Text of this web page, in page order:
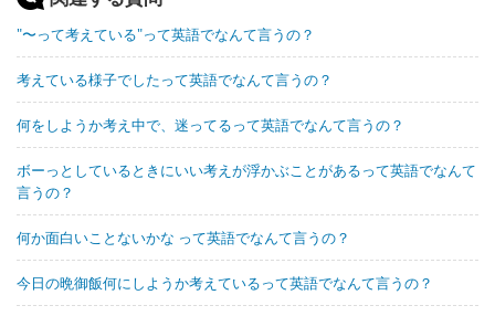
"〜って考えている"って英語でなんて言うの？
考えている様子でしたって英語でなんて言うの？
何をしようか考え中で、迷ってるって英語でなんて言うの？
ボーっとしているときにいい考えが浮かぶことがあるって英語でなんて
言うの？
何か面白いことないかな って英語でなんて言うの？
今日の晩御飯何にしようか考えているって英語でなんて言うの？